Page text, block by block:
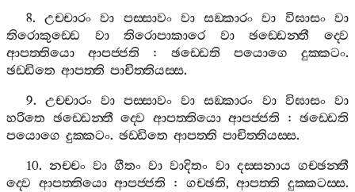
8. උච‍්චාරං වා පස‍්සාවං වා සඞ‍්කාරං වා විඝාසං වා
තිරොකුඩ‍්ඩෙ
වා තිරොපාකාරෙ වා ඡඩ‍්ඩෙන‍්තී
ද‍්වෙ
ආපත‍්තියො
ආපජ‍්ජති : ඡඩ‍්ඩෙති පයොගෙ දුක‍්කටං.
ඡඩ‍්ඩිතෙ ආපත‍්ති පාචිත‍්තියස‍්ස.
9. උච‍්චාරං වා පස‍්සාවං වා සඞ‍්කාරං වා විඝාසං වා
හරිතෙ ඡඩ‍්ඩෙන‍්තී ද‍්වෙ ආපත‍්තියො ආපජ‍්ජති : ඡඩ‍්ඩෙති
පයොගෙ දුක‍්කටං. ඡඩ‍්ඩිතෙ ආපත‍්ති පාචිත‍්තියස‍්ස.
10. නච‍්චං වා ගීතං වා වාදිතං වා දස‍්සනාය ගච‍්ඡන‍්තී
ද‍්වෙ ආපත‍්තියො ආපජ‍්ජති : ගච‍්ඡති,ආපත‍්ති දුක‍්කටස‍්ස.